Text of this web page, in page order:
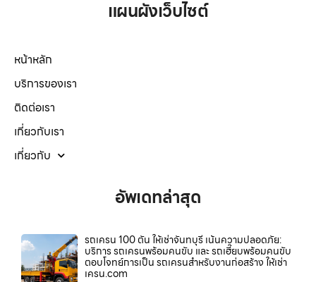
แผนผังเว็บไซต์
หน้าหลัก
บริการของเรา
ติดต่อเรา
เกี่ยวกับเรา
เกี่ยวกับ
อัพเดทล่าสุด
รถเครน 100 ตัน ให้เช่าจันทบุรี เน้นความปลอดภัย:
บริการ รถเครนพร้อมคนขับ และ รถเฮี๊ยบพร้อมคนขับ
ตอบโจทย์การเป็น รถเครนสำหรับงานก่อสร้าง ให้เช่า
เครน.com